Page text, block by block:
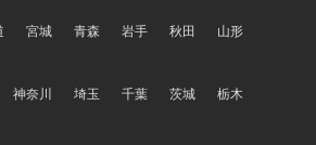
宮城 青森 岩手 秋田
山形
神奈川 埼玉 千葉 茨城
栃木